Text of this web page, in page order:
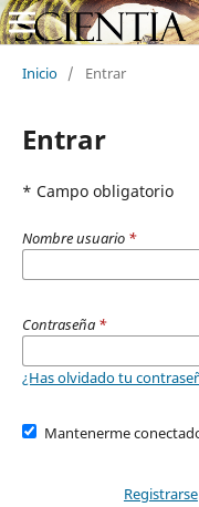
Inicio / Entrar
Entrar
* Campo obligatorio
Nombre usuario *
Contraseña *
¿Has olvidado tu
Mantenerme
Registrarse